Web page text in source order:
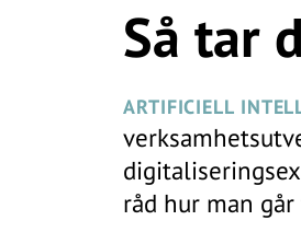
Så tar
ARTIFICIELL
råd hur man